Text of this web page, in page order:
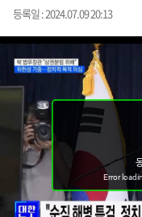
등록일 : 2024.07.09 20:13